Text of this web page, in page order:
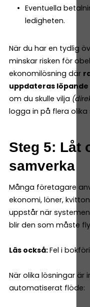
Eventuella
ledigheten.
När du har en tydlig
minskar risken för
ekonomilösning där
uppdateras löpande
om du skulle vilja
logga in på flera olika
Steg 5: Låt
samverka
Många företagare
ekonomi, löner,
uppstår när
blir den som måste
Läs också:Fel i
När olika lösningar
automatiserat flöde: